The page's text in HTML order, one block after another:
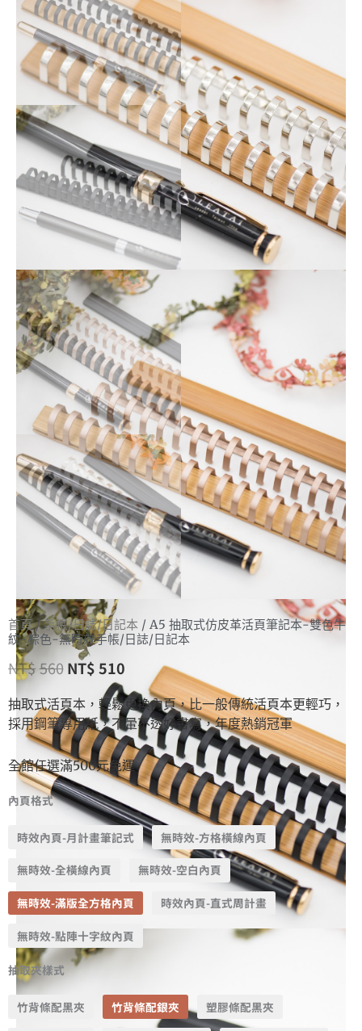
首頁/手帳/日誌/日記本 / A5 抽取式仿皮革活頁筆記本-雙色牛
紋-棕色-無時效手帳/日誌/日記本
NT$560 NT$510
抽取式活頁本，輕鬆更換內頁，比一般傳統活頁本更輕巧，
採用鋼筆專用紙，不暈不透好書寫，年度熱銷冠軍
全館任選滿500元免運
內頁格式
時效內頁-月計畫筆記式 無時效-方格橫線內頁
無時效-全橫線內頁 無時效-空白內頁
無時效-滿版全方格內頁 時效內頁-直式周計畫
無時效-點陣十字紋內頁
抽取夾樣式
竹背條配黑夾 竹背條配銀夾 塑膠條配黑夾